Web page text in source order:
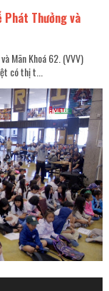
Phát Thưởng và
Mãn Khoá 62. (VVV)
có thị t...